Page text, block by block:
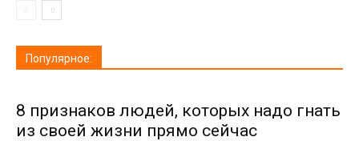
Популярное:
8 признаков людей, которых надо гнать
из своей жизни прямо сейчас